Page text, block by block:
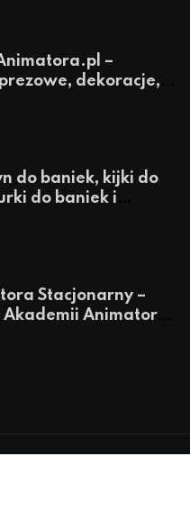
–
dekoracje,
dla animatorów
do baniek, kijki do
do baniek i
Stacjonarny –
Animatora